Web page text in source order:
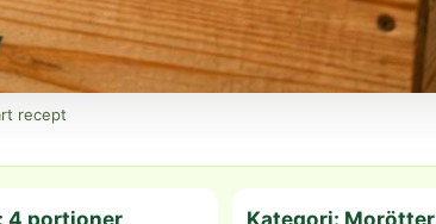
recept
4 portioner Kategori: Morötter